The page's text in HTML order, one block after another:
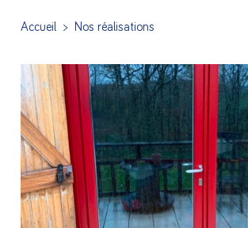
Nos produits
Accueil > Nos réalisations